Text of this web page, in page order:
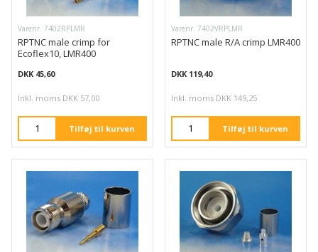
Varenr. 7402RPLMR
RPTNC male crimp for
Ecoflex10, LMR400
DKK 45,60
Inkl. moms DKK 57,00
Tilføj til kurven
Varenr. 7402VRPLMR
RPTNC male R/A crimp LMR400
DKK 119,40
Inkl. moms DKK 149,25
Tilføj til kurven